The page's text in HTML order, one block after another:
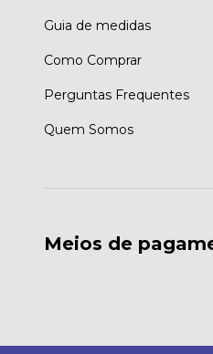
Guia de medidas
Como Comprar
Perguntas Frequentes
Quem Somos
Meios de